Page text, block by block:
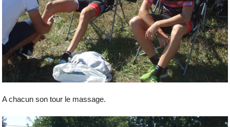
A chacun son tour le massage.